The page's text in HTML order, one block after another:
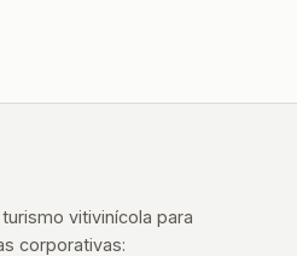
vitivinícola para
corporativas: